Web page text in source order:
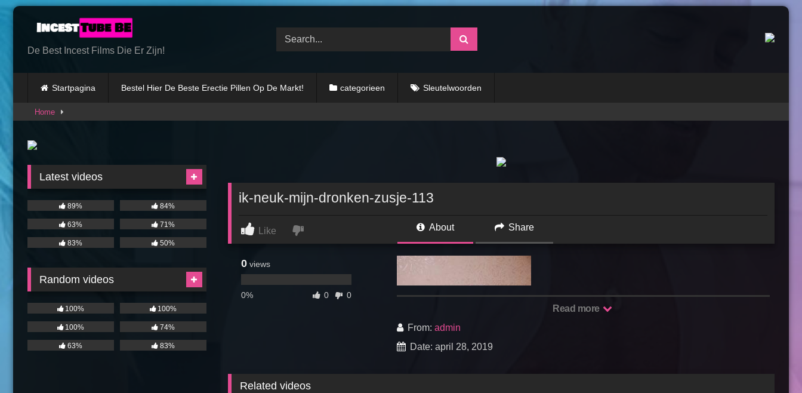
Skip
De Best Incest Films Die Er Zijn!
Startpagina Bestel Hier De Beste Erectie Pillen Op De Markt! categorieen Sleutelwoorden
Home
ik-neuk-mijn-dronken-zusje-113
Like About Share
0 views
0% 0 0
Read more
From: admin
Date: april 28, 2019
Related videos
Latest videos
89% 84%
63% 71%
83% 50%
Random videos
100% 100%
100% 74%
63% 83%